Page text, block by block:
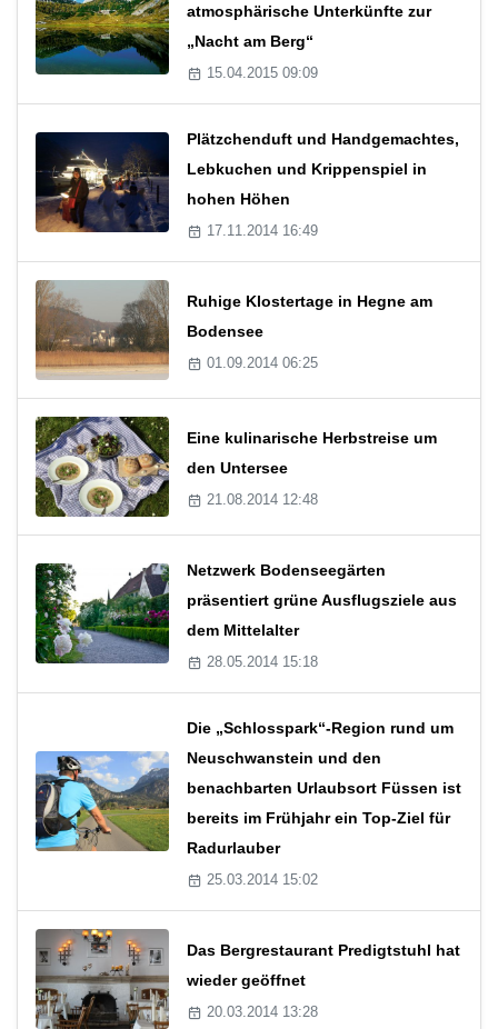
atmosphärische Unterkünfte zur
„Nacht am Berg“
15.04.2015 09:09
Plätzchenduft und Handgemachtes,
Lebkuchen und Krippenspiel in
hohen Höhen
17.11.2014 16:49
Ruhige Klostertage in Hegne am
Bodensee
01.09.2014 06:25
Eine kulinarische Herbstreise um
den Untersee
21.08.2014 12:48
Netzwerk Bodenseegärten
präsentiert grüne Ausflugsziele aus
dem Mittelalter
28.05.2014 15:18
Die „Schlosspark“-Region rund um
Neuschwanstein und den
benachbarten Urlaubsort Füssen ist
bereits im Frühjahr ein Top-Ziel für
Radurlauber
25.03.2014 15:02
Das Bergrestaurant Predigtstuhl hat
wieder geöffnet
20.03.2014 13:28